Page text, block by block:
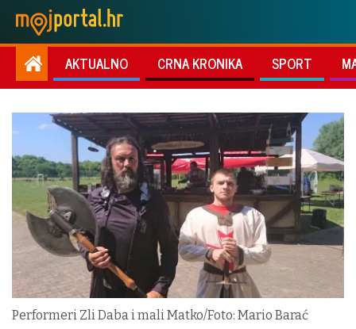
AKTUALNO CRNA KRONIKA SPORT
Performeri Zli Daba i mali Matko/Foto: Mario Barać